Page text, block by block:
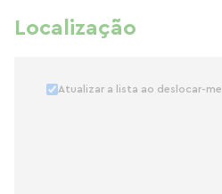
Localização
Atualizar a lista ao deslocar-me